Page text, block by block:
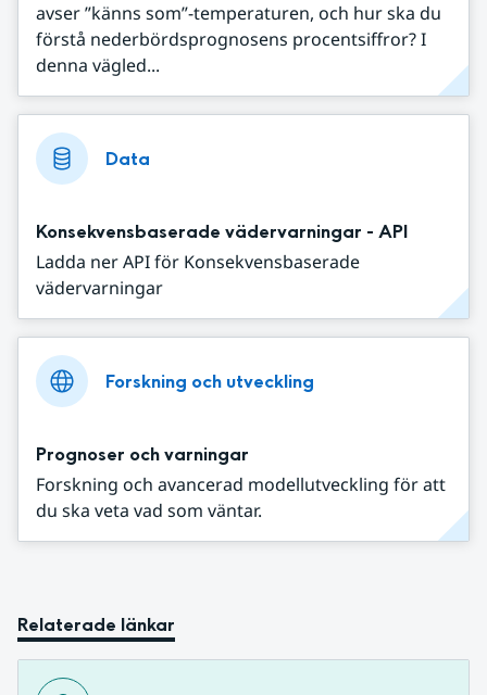
avser ”känns som”-temperaturen, och hur ska du
förstå nederbördsprognosens procentsiffror? I
denna vägled...
Data
Konsekvensbaserade vädervarningar - API
Ladda ner API för Konsekvensbaserade
vädervarningar
Forskning och utveckling
Prognoser och varningar
Forskning och avancerad modellutveckling för att
du ska veta vad som väntar.
Relaterade länkar